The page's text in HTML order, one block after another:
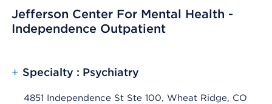
Jefferson Center For Mental Health -
Independence Outpatient
+ Specialty : Psychiatry
4851 Independence St Ste 100, Wheat Ridge, CO